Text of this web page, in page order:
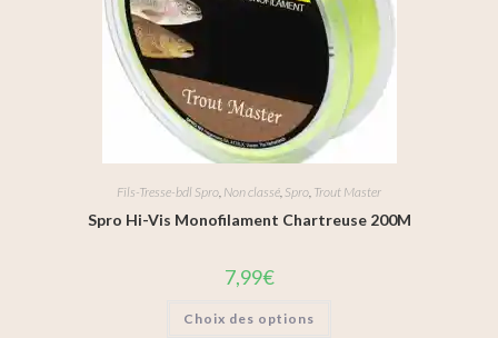
Fils-Tresse-bdl Spro Non classé Spro Trout Master
Spro Hi-Vis Monofilament Chartreuse 200M
7,99€
Choix des options